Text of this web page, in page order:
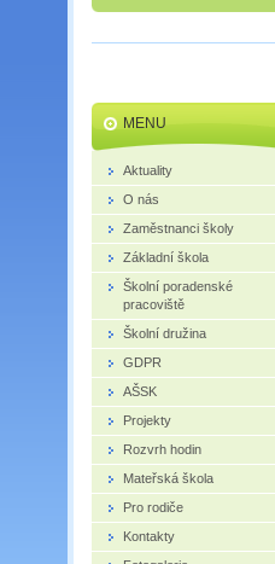
MENU
Aktuality
O nás
Zaměstnanci školy
Základní škola
Školní poradenské
pracoviště
Školní družina
GDPR
AŠSK
Projekty
Rozvrh hodin
Mateřská škola
Pro rodiče
Kontakty